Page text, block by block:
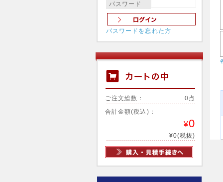
パスワード
パスワードを忘れた方
ご注文総数： 0点
合計金額(税込)：
¥0
¥0(税抜)